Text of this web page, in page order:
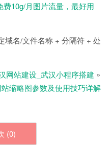
费10g/月图片流量，最好用
域名/文件名称 + 分隔符 + 处
网站建设_武汉小程序搭建 »
缩略图参数及使用技巧详解
(0)